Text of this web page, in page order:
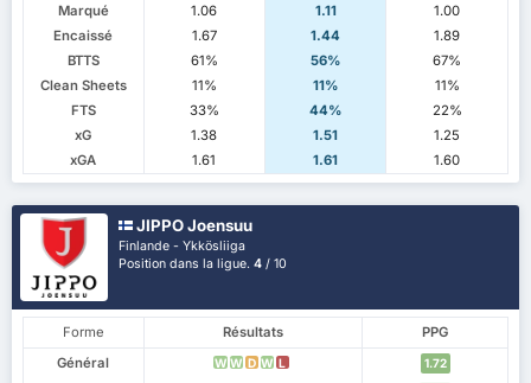
Marqué
1.06 1.11
1.00
Encaissé
1.67 1.44
1.89
BTTS
61% 56%
67%
Clean Sheets
11% 11%
11%
FTS
33% 44%
22%
xG
1.38 1.51
1.25
xGA
1.61 1.61 1.60
JIPPO Joensuu
Finlande - Ykkösliiga
Position dans la ligue.4 / 10
Forme Résultats
PPG
Général
W W D W L 1.72